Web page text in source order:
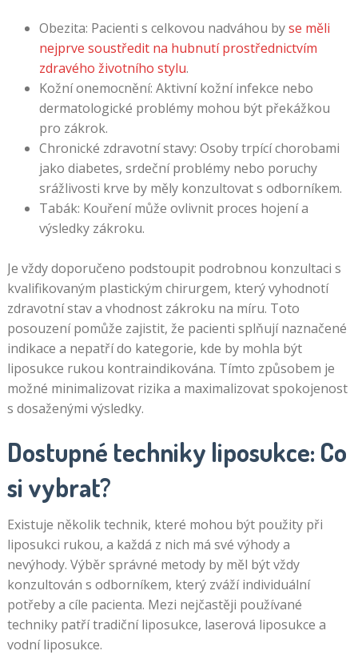
Obezita: Pacienti s celkovou nadváhou byse měli
nejprve soustředit na hubnutí prostřednictvím
zdravého životního stylu.
Kožní onemocnění: Aktivní kožní infekce nebo
dermatologické problémy mohou být překážkou
pro zákrok.
Chronické zdravotní stavy: Osoby trpící chorobami
jako diabetes, srdeční problémy nebo poruchy
srážlivosti krve by měly konzultovat s odborníkem.
Tabák: Kouření může ovlivnit proces hojení a
výsledky zákroku.
Je vždy doporučeno podstoupit podrobnou konzultaci s
kvalifikovaným plastickým chirurgem, který vyhodnotí
zdravotní stav a vhodnost zákroku na míru. Toto
posouzení pomůže zajistit, že pacienti splňují naznačené
indikace a nepatří do kategorie, kde by mohla být
liposukce rukou kontraindikována. Tímto způsobem je
možné minimalizovat rizika a maximalizovat spokojenost
s dosaženými výsledky.
Dostupné techniky liposukce: Co
si vybrat?
Existuje několik technik, které mohou být použity při
liposukci rukou, a každá z nich má své výhody a
nevýhody. Výběr správné metody by měl být vždy
konzultován s odborníkem, který zváží individuální
potřeby a cíle pacienta. Mezi nejčastěji používané
techniky patří tradiční liposukce, laserová liposukce a
vodní liposukce.